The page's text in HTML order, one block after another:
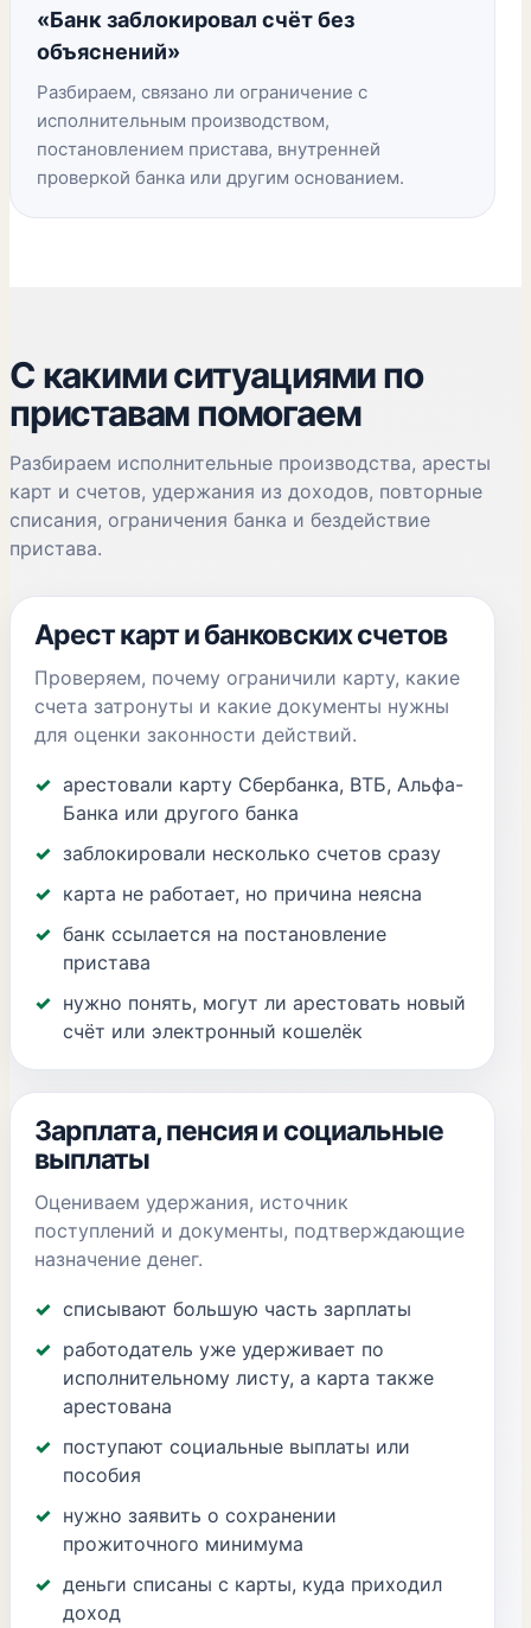
«Банк заблокировал счёт без
объяснений»
Разбираем, связано ли ограничение с
исполнительным производством,
постановлением пристава, внутренней
проверкой банка или другим основанием.
С какими ситуациями по
приставам помогаем
Разбираем исполнительные производства, аресты
карт и счетов, удержания из доходов, повторные
списания, ограничения банка и бездействие
пристава.
Арест карт и банковских счетов
Проверяем, почему ограничили карту, какие
счета затронуты и какие документы нужны
для оценки законности действий.
арестовали карту Сбербанка, ВТБ, Альфа-
Банка или другого банка
заблокировали несколько счетов сразу
карта не работает, но причина неясна
банк ссылается на постановление
пристава
нужно понять, могут ли арестовать новый
счёт или электронный кошелёк
Зарплата, пенсия и социальные
выплаты
Оцениваем удержания, источник
поступлений и документы, подтверждающие
назначение денег.
списывают большую часть зарплаты
работодатель уже удерживает по
исполнительному листу, а карта также
арестована
поступают социальные выплаты или
пособия
нужно заявить о сохранении
прожиточного минимума
деньги списаны с карты, куда приходил
доход